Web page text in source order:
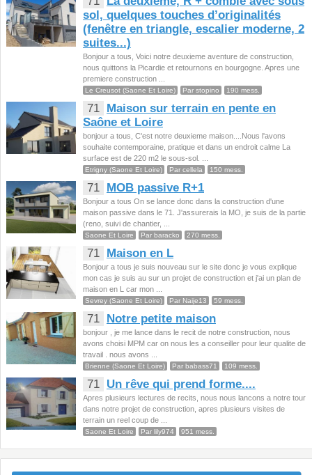
sol, quelques touches d’originalités
(fenêtre en triangle, escalier moderne, 2
suites...)
Bonjour a tous, Voici notre deuxieme aventure de construction,
nous quittons la Picardie et retournons en bourgogne. Apres une
premiere construction ...
Le Creusot (Saone Et Loire) Par stopino 190 mess.
71
Maison sur terrain en pente en
Saône et Loire
bonjour a tous, C'est notre deuxieme maison....Nous l'avons
souhaite contemporaine, pratique et dans un endroit calme La
surface est de 220 m2 le sous-sol. ...
Etrigny (Saone Et Loire) Par cellela 150 mess.
71 MOB passive R+1
Bonjour a tous On se lance donc dans la construction d'une
maison passive dans le 71. J'assurerais la MO, je suis de la partie
(reno, suivi de chantier, ...
Saone Et Loire Par baracko 270 mess.
71 Maison en L
Bonjour a tous je suis nouveau sur le site donc je vous explique
mon cas je suis au sur un projet de construction et j'ai un plan de
maison en L car mon ...
Sevrey (Saone Et Loire) Par Naije13 59 mess.
71 Notre petite maison
bonjour , je me lance dans le recit de notre construction, nous
avons choisi MPM car on nous les a conseiller pour leur qualite de
travail . nous avons ...
Brienne (Saone Et Loire) Par babass71 109 mess.
71 Un rêve qui prend forme....
Apres plusieurs lectures de recits, nous nous lancons a notre tour
dans notre projet de construction, apres plusieurs visites de
terrain un reel coup de ...
Saone Et Loire Par lily974 951 mess.